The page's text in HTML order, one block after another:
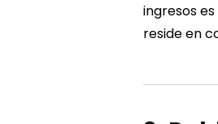
ingresos
reside en